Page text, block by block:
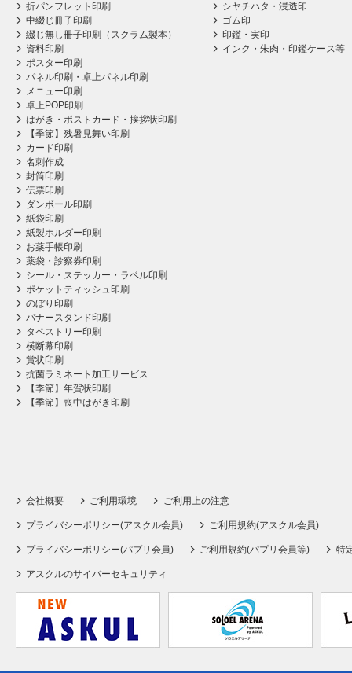
折パンフレット印刷
中綴じ冊子印刷
綴じ無し冊子印刷（スクラム製本）
資料印刷
ポスター印刷
パネル印刷・卓上パネル印刷
メニュー印刷
卓上POP印刷
はがき・ポストカード・挨拶状印刷
【季節】残暑見舞い印刷
カード印刷
名刺作成
封筒印刷
伝票印刷
ダンボール印刷
紙袋印刷
紙製ホルダー印刷
お薬手帳印刷
薬袋・診察券印刷
シール・ステッカー・ラベル印刷
ポケットティッシュ印刷
のぼり印刷
バナースタンド印刷
タペストリー印刷
横断幕印刷
賞状印刷
抗菌ラミネート加工サービス
【季節】年賀状印刷
【季節】喪中はがき印刷
シヤチハタ・浸透印
ゴム印
印鑑・実印
インク・朱肉・印鑑ケース等
会社概要 ご利用環境 ご利用上の注意
プライバシーポリシー(アスクル会員) ご利用規約(アスクル会員)
プライバシーポリシー(パプリ会員) ご利用規約(パプリ会員等) 特
アスクルのサイバーセキュリティ